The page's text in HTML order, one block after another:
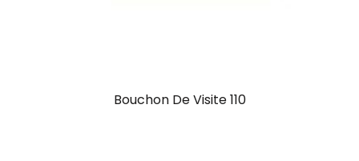
Bouchon De Visite 110